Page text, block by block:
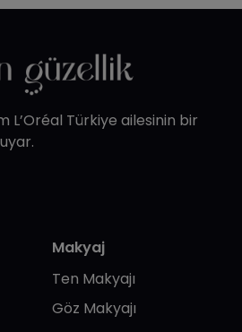
L’Oréal Türkiye ailesinin bir
Makyaj
Ten Makyajı
Göz Makyajı